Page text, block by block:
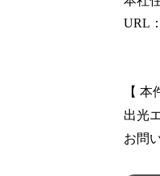
URL：
【
出光
お問